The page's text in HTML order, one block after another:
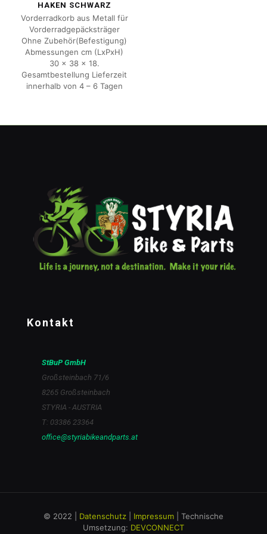
HAKEN SCHWARZ
Vorderradkorb aus Metall für
Vorderradgepäcksträger
Ohne Zubehör(Befestigung)
Abmessungen cm (LxPxH)
30 x 38 x 18.
Gesamtbestellung Lieferzeit
innerhalb von 4 – 6 Tagen
Kontakt
StBuP GmbH
Großsteinbach 71/6
8265 Großsteinbach
STYRIA - AUSTRIA
T: 03386 23364
office@styriabikeandparts.at
© 2022 | Datenschutz Impressum | Technische
Umsetzung: DEVCONNECT